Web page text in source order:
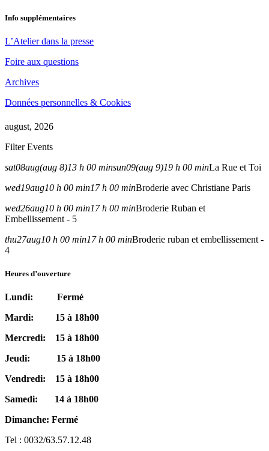
Info supplémentaires
L’Atelier dans la presse
Foire aux questions
Archives
Données personnelles & Cookies
august, 2026
Filter Events
sat08aug(aug 8)13 h 00 minsun09(aug 9)19 h 00 minLa Rue et Toi
wed19aug10 h 00 min17 h 00 minBroderie avec Christiane Paris
wed26aug10 h 00 min17 h 00 minBroderie Ruban et
Embellissement - 5
thu27aug10 h 00 min17 h 00 minBroderie ruban et embellissement -
4
Heures d’ouverture
Lundi: Fermé
Mardi: 15 à 18h00
Mercredi: 15 à 18h00
Jeudi: 15 à 18h00
Vendredi: 15 à 18h00
Samedi: 14 à 18h00
Dimanche: Fermé
Tel : 0032/63.57.12.48